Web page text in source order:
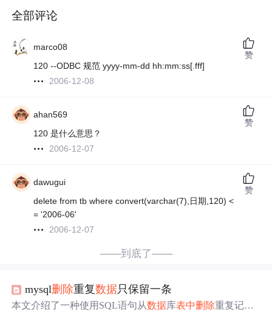
全部评论
marco08
120 --ODBC 规范 yyyy-mm-dd hh:mm:ss[.fff]
2006-12-08
赞
ahan569
120 是什么意思？
2006-12-07
赞
dawugui
delete from tb where convert(varchar(7),日期,120) <
= '2006-06'
2006-12-07
赞
——到底了——
mysql删除重复数据只保留一条
本文介绍了一种使用SQL语句从数据库表中删除重复记录